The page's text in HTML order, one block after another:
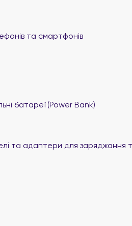
та смартфонів
батареї (Power Bank)
та адаптери для заряджання